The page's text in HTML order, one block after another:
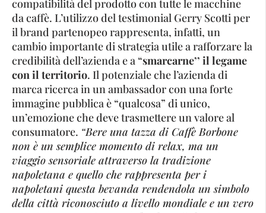
compatibilità del prodotto con tutte le macchine
da caffè. L’utilizzo del testimonial Gerry Scotti per
il brand partenopeo rappresenta, infatti, un
cambio importante di strategia utile a rafforzare la
credibilità dell’azienda e a “smarcarne’’ il legame
con il territorio. Il potenziale che l’azienda di
marca ricerca in un ambassador con una forte
immagine pubblica è “qualcosa” di unico,
un’emozione che deve trasmettere un valore al
consumatore. “Bere una tazza di Caffè Borbone
non è un semplice momento di relax, ma un
viaggio sensoriale attraverso la tradizione
napoletana e quello che rappresenta per i
napoletani questa bevanda rendendola un simbolo
della città riconosciuto a livello mondiale e un vero